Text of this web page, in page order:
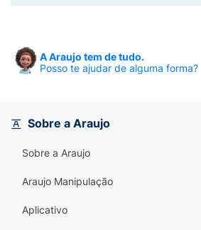
A Araujo tem de tudo.
Posso te ajudar de alguma forma?
Sobre a Araujo
Sobre a Araujo
Araujo Manipulação
Aplicativo